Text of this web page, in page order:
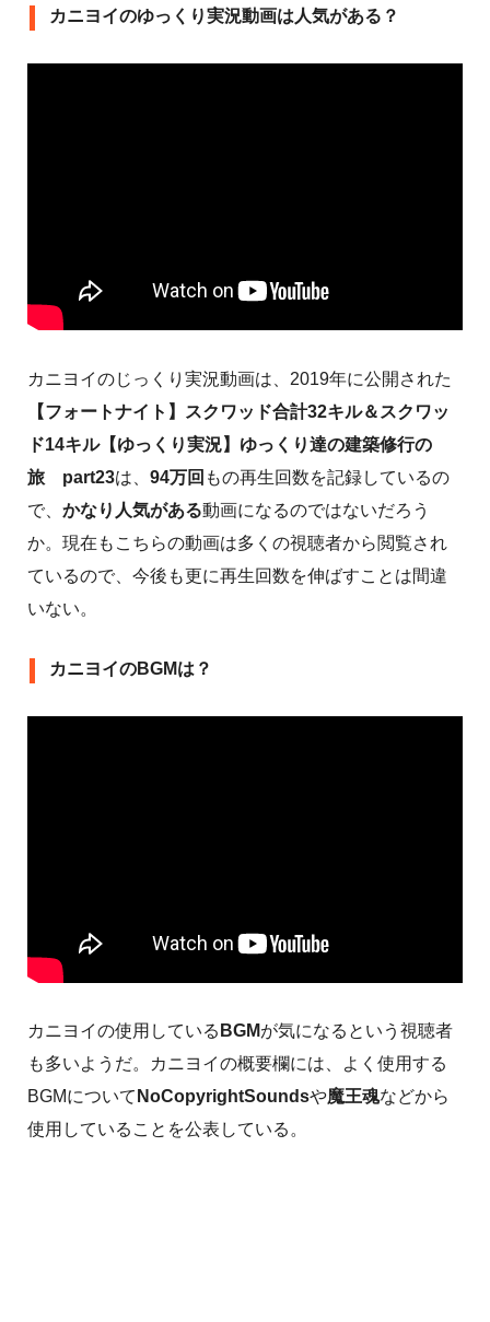
カニヨイのゆっくり実況動画は人気がある？
カニヨイのじっくり実況動画は、2019年に公開された
【フォートナイト】スクワッド合計32キル＆スクワッ
ド14キル【ゆっくり実況】ゆっくり達の建築修行の
旅 part23は、 94万回 もの再生回数を記録しているの
で、 かなり人気がある動画になるのではないだろう
か。現在もこちらの動画は多くの視聴者から閲覧され
ているので、今後も更に再生回数を伸ばすことは間違
いない。
カニヨイのBGMは？
カニヨイの使用している BGMが気になるという視聴者
も多いようだ。カニヨイの概要欄には、よく使用する
BGMについて NoCopyrightSoundsや魔王魂などから
使用していることを公表している。